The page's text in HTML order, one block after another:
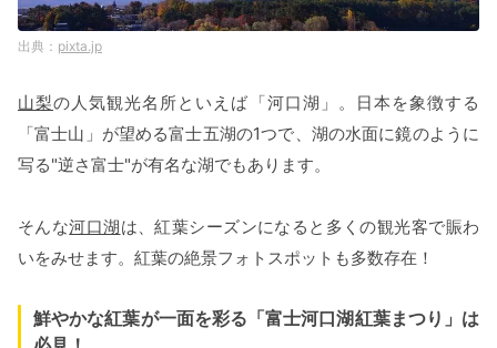
pixta.jp
山梨の人気観光名所といえば「河口湖」。日本を象徴する
「富士山」が望める富士五湖の1つで、湖の水面に鏡のように
写る"逆さ富士"が有名な湖でもあります。
そんな河口湖は、紅葉シーズンになると多くの観光客で賑わ
いをみせます。紅葉の絶景フォトスポットも多数存在！
鮮やかな紅葉が一面を彩る「富士河口湖紅葉まつり」は